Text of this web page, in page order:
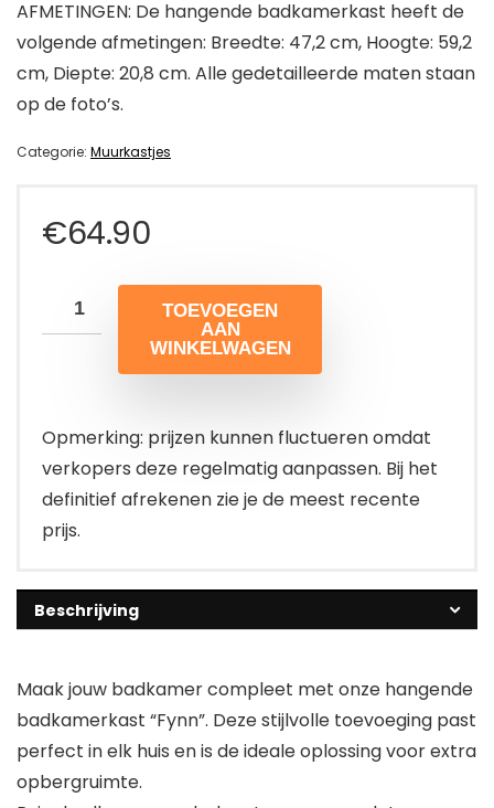
AFMETINGEN: De hangende badkamerkast heeft de
volgende afmetingen: Breedte: 47,2 cm, Hoogte: 59,2
cm, Diepte: 20,8 cm. Alle gedetailleerde maten staan
op de foto’s.
Categorie: Muurkastjes
€64.90
TOEVOEGEN
AAN
WINKELWAGEN
Opmerking: prijzen kunnen fluctueren omdat
verkopers deze regelmatig aanpassen. Bij het
definitief afrekenen zie je de meest recente
prijs.
Beschrijving
Maak jouw badkamer compleet met onze hangende
badkamerkast “Fynn”. Deze stijlvolle toevoeging past
perfect in elk huis en is de ideale oplossing voor extra
opbergruimte.